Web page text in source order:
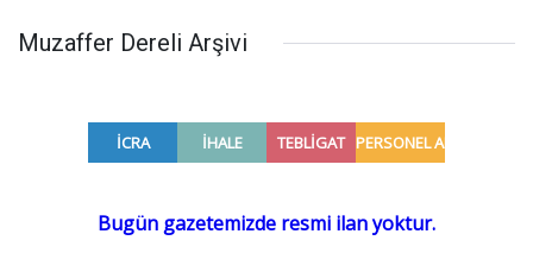
Muzaffer Dereli Arşivi